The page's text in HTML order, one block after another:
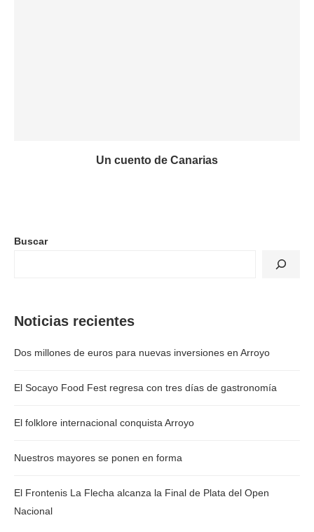
Un cuento de Canarias
Buscar
Noticias recientes
Dos millones de euros para nuevas inversiones en Arroyo
El Socayo Food Fest regresa con tres días de gastronomía
El folklore internacional conquista Arroyo
Nuestros mayores se ponen en forma
El Frontenis La Flecha alcanza la Final de Plata del Open
Nacional